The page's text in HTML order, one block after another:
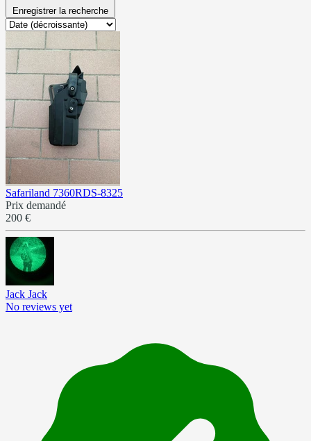
Enregistrer la recherche
Safariland 7360RDS-8325
Prix demandé
200 €
Jack Jack
No reviews yet